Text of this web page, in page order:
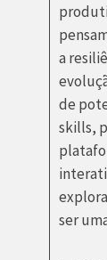
a
de
skills,
ser